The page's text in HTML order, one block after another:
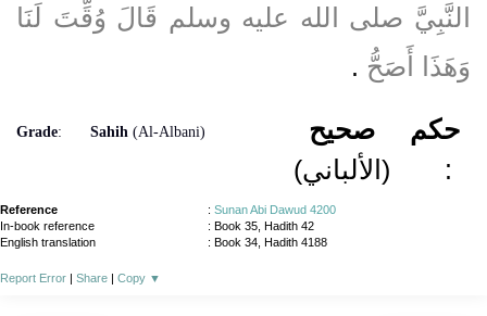
النَّبِيَّ صلى الله عليه وسلم قَالَ وُقِّتَ لَنَا
وَهَذَا أَصَحُّ ‏.‏
Grade: Sahih (Al-Albani)
صحيح
(الألباني)
حكم
:
Reference : Sunan Abi Dawud 4200
In-book reference
: Book 35, Hadith 42
English translation
: Book 34, Hadith 4188
Report Error | Share | Copy ▼